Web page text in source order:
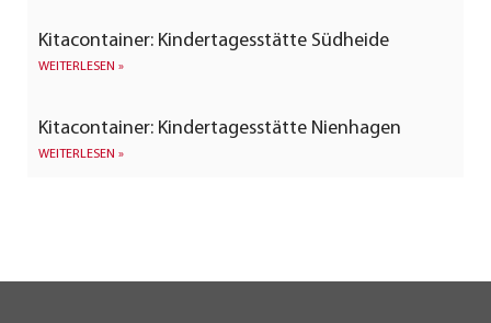
Kitacontainer: Kindertagesstätte Südheide
WEITERLESEN »
Kitacontainer: Kindertagesstätte Nienhagen
WEITERLESEN »